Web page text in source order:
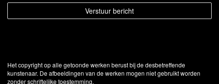
Het copyright op alle getoonde werken berust bij de desbetreffende
kunstenaar. De afbeeldingen van de werken mogen niet gebruikt worden
zonder schriftelijke toestemming.